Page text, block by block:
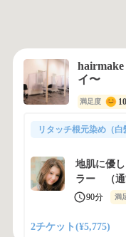
イ〜
満足度
リタッチ根元染め（白
地肌に優
ラー （通
90分 満
2チケット(¥5,775)